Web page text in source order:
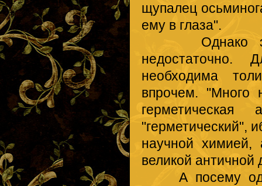
щупалец
ему в глаза".
Однако
недостаточно.
необходима
впрочем. "Много
"герметический",
научной
великой
А посему одна